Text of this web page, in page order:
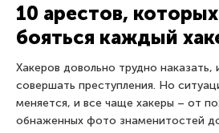
10 арестов,
бояться каждый
Хакеров довольно трудно наказать,
совершать преступления. Но
меняется, и все чаще хакеры – от
обнаженных фото знаменитостей